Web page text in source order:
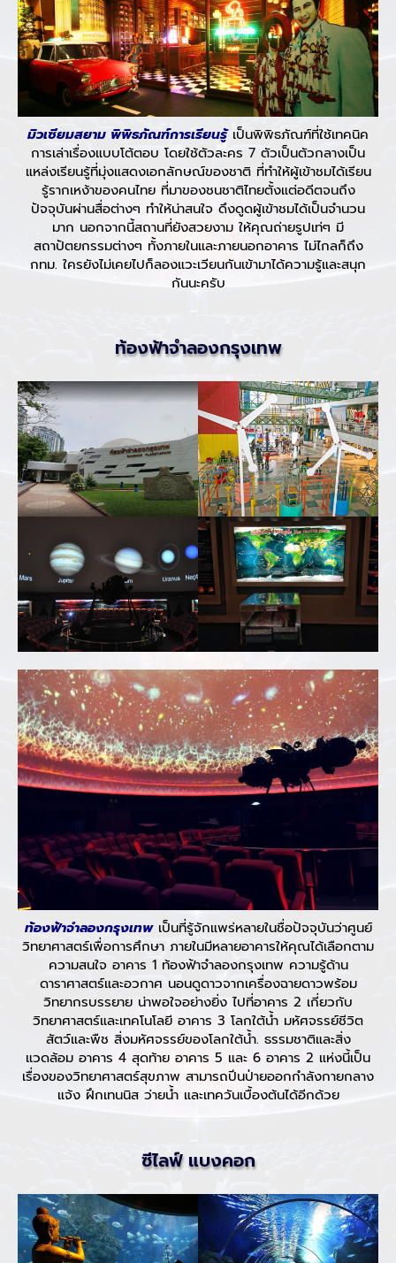
มิวเซียมสยาม พิพิธภัณฑ์การเรียนรู้ เป็นพิพิธภัณฑ์ที่ใช้เทคนิค
การเล่าเรื่องแบบโต้ตอบ โดยใช้ตัวละคร 7 ตัวเป็นตัวกลางเป็น
แหล่งเรียนรู้ที่มุ่งแสดงเอกลักษณ์ของชาติ ที่ทำให้ผู้เข้าชมได้เรียน
รู้รากเหง้าของคนไทย ที่มาของชนชาติไทยตั้งแต่อดีตจนถึง
ปัจจุบันผ่านสื่อต่างๆ ทำให้น่าสนใจ ดึงดูดผู้เข้าชมได้เป็นจำนวน
มาก นอกจากนี้สถานที่ยังสวยงาม ให้คุณถ่ายรูปเท่ๆ มี
สถาปัตยกรรมต่างๆ ทั้งภายในและภายนอกอาคาร ไม่ไกลก็ถึง
กทม. ใครยังไม่เคยไปก็ลองแวะเวียนกันเข้ามาได้ความรู้และสนุก
กันนะครับ
ท้องฟ้าจำลองกรุงเทพ
ท้องฟ้าจำลองกรุงเทพเป็นที่รู้จักแพร่หลายในชื่อปัจจุบันว่าศูนย์
วิทยาศาสตร์เพื่อการศึกษา ภายในมีหลายอาคารให้คุณได้เลือกตาม
ความสนใจ อาคาร 1 ท้องฟ้าจำลองกรุงเทพ ความรู้ด้าน
ดาราศาสตร์และอวกาศ นอนดูดาวจากเครื่องฉายดาวพร้อม
วิทยากรบรรยาย น่าพอใจอย่างยิ่ง ไปที่อาคาร 2 เกี่ยวกับ
วิทยาศาสตร์และเทคโนโลยี อาคาร 3 โลกใต้น้ำ มหัศจรรย์ชีวิต
สัตว์และพืช สิ่งมหัศจรรย์ของโลกใต้น้ำ. ธรรมชาติและสิ่ง
แวดล้อม อาคาร 4 สุดท้าย อาคาร 5 และ 6 อาคาร 2 แห่งนี้เป็น
เรื่องของวิทยาศาสตร์สุขภาพ สามารถปีนป่ายออกกำลังกายกลาง
แจ้ง ฝึกเทนนิส ว่ายน้ำ และเทควันเบื้องต้นได้อีกด้วย
ซีไลฟ์ แบงคอก